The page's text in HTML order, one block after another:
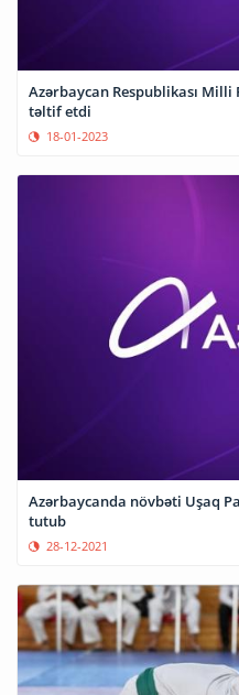
Azərbaycan Respublikası
təltif etdi
18-01-2023
Azərbaycanda növbəti Uşaq
tutub
28-12-2021